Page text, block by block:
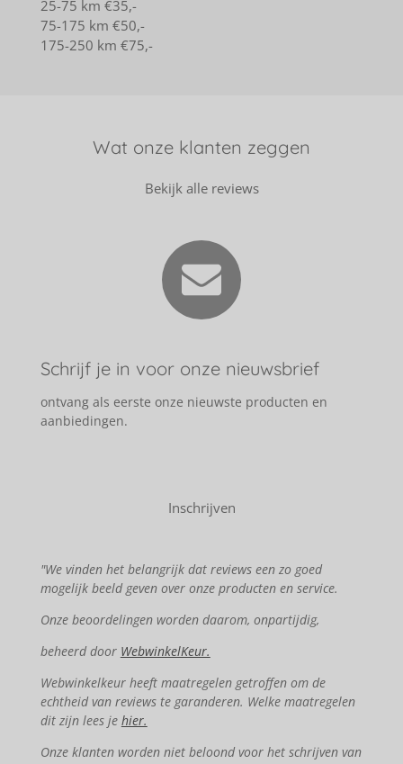
25-75 km €35,-
75-175 km €50,-
175-250 km €75,-
Wat onze klanten zeggen
Bekijk alle reviews
Schrijf je in voor onze nieuwsbrief
ontvang als eerste onze nieuwste producten en
aanbiedingen.
Inschrijven
"We vinden het belangrijk dat reviews een zo goed
mogelijk beeld geven over onze producten en service.
Onze beoordelingen worden daarom, onpartijdig,
beheerd door WebwinkelKeur.
Webwinkelkeur heeft maatregelen getroffen om de
echtheid van reviews te garanderen. Welke maatregelen
dit zijn lees je hier.
Onze klanten worden niet beloond voor het schrijven van